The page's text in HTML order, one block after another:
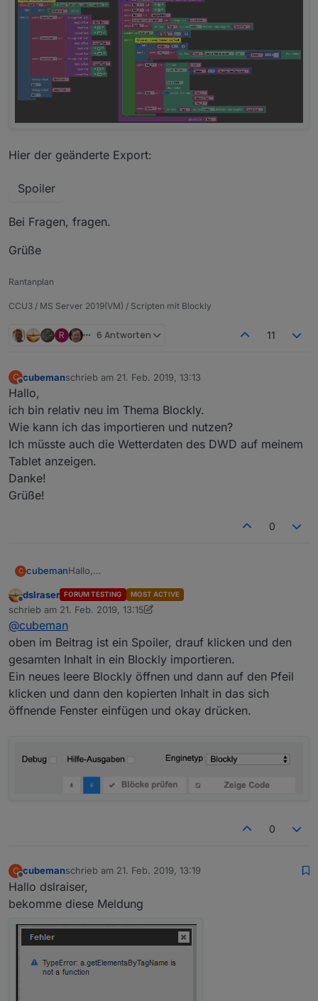
Hier der geänderte Export:
Spoiler
Bei Fragen, fragen.
Grüße
Rantanplan
CCU3 / MS Server 2019(VM) / Scripten mit Blockly
R 6 Antworten 11
C
Offline
cubemanschrieb am 21. Feb. 2019, 13:13
zuletzt editiert von
Hallo,
ich bin relativ neu im Thema Blockly.
Wie kann ich das importieren und nutzen?
Ich müsste auch die Wetterdaten des DWD auf meinem
Tablet anzeigen.
Danke!
Grüße!
0
C cubemanHallo,
Wie kann ich das importieren und nutzen?
Ich müsste auch die Wetterdaten des DWD auf
Danke!
Grüße!
Offline
dslraser FORUM TESTING MOST ACTIVE
schrieb am 21. Feb. 2019, 13:15
zuletzt editiert von dslraser
@cubeman
oben im Beitrag ist ein Spoiler, drauf klicken und den
gesamten Inhalt in ein Blockly importieren.
Ein neues leere Blockly öffnen und dann auf den Pfeil
klicken und dann den kopierten Inhalt in das sich
öffnende Fenster einfügen und okay drücken.
0
C
Offline
cubemanschrieb am 21. Feb. 2019, 13:19
zuletzt editiert von
Hallo dslraiser,
bekomme diese Meldung